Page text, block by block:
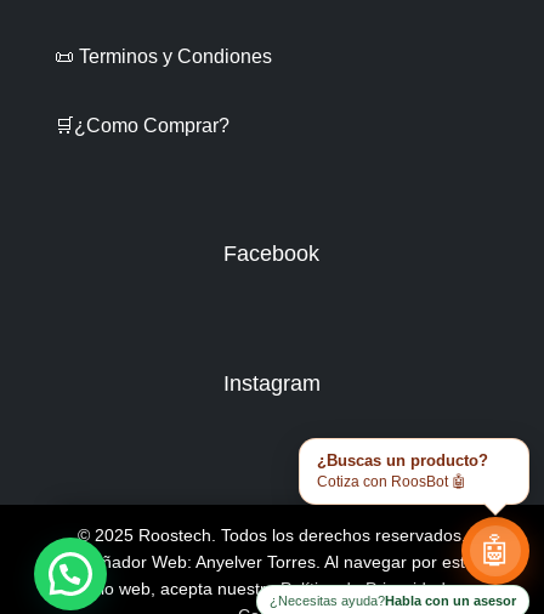
📜 Terminos y Condiones
🛒¿Como Comprar?
Facebook
Instagram
© 2025 Roostech. Todos los derechos reservados.
Diseñador Web: Anyelver Torres . Al navegar por este
sitio web, acepta nuestraPolítica de Privacidad y
¿Buscas un producto?
Cotiza con RoosBot 🤖
🤖
¿Necesitas ayuda?Habla con un asesor